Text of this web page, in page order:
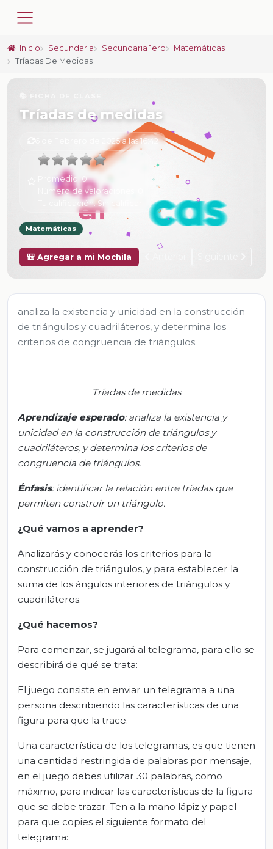
Inicio Secundaria Secundaria 1ero
Matemáticas
Tríadas De Medidas
Tríadas de medidas
6 de Febrero de 2025 a las 16:42
Promedio:0
Número de valoraciones:
Tu calificación:Sin calificar
Matemáticas
🎒 Agregar a mi Mochila
analiza la existencia y unicidad en la construcción
de triángulos y cuadriláteros, y determina los
criterios de congruencia de triángulos.
Tríadas de medidas
Aprendizaje esperado: analiza la existencia y
unicidad en la construcción de triángulos y
cuadriláteros, y determina los criterios de
congruencia de triángulos.
Énfasis:identificar la relación entre tríadas que
permiten construir un triángulo.
¿Qué vamos a aprender?
Analizarás y conocerás los criterios para la
construcción de triángulos, y para establecer la
suma de los ángulos interiores de triángulos y
cuadriláteros.
¿Qué hacemos?
Para comenzar, se jugará al telegrama, para ello se
describirá de qué se trata:
El juego consiste en enviar un telegrama a una
persona describiendo las características de una
figura para que la trace.
Una característica de los telegramas, es que tienen
una cantidad restringida de palabras por mensaje,
en el juego debes utilizar 30 palabras, como
máximo, para indicar las características de la figura
que se debe trazar. Ten a la mano lápiz y papel
para que copies el siguiente formato del
telegrama: